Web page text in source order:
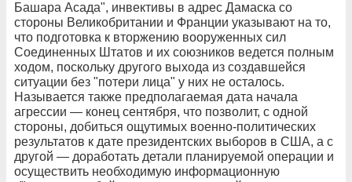
Башара Асада", инвективы в адрес Дамаска со
стороны Великобритании и Франции указывают на то,
что подготовка к вторжению вооруженных сил
Соединенных Штатов и их союзников ведется полным
ходом, поскольку другого выхода из создавшейся
ситуации без "потери лица" у них не осталось.
Называется также предполагаемая дата начала
агрессии — конец сентября, что позволит, с одной
стороны, добиться ощутимых военно-политических
результатов к дате президентских выборов в США, а с
другой — доработать детали планируемой операции и
осуществить необходимую информационную